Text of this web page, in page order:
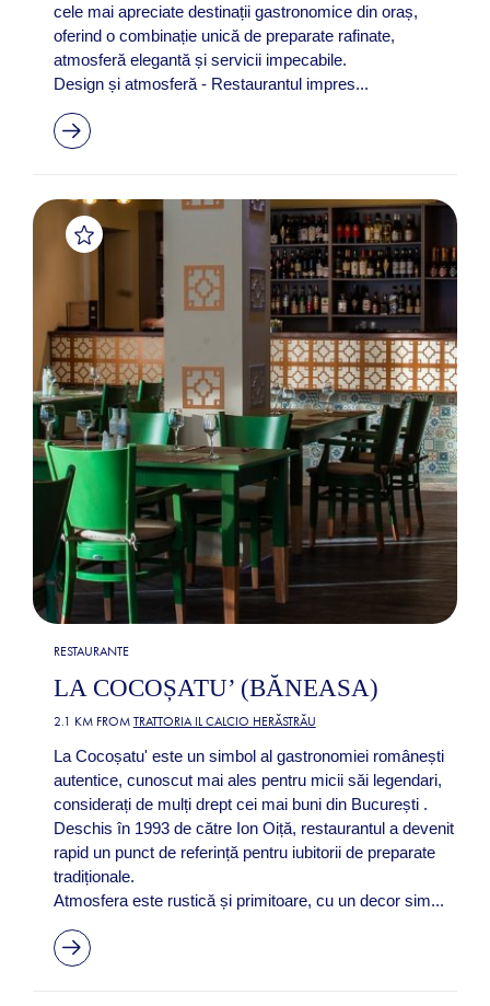
cele mai apreciate destinații gastronomice din oraș,
oferind o combinație unică de preparate rafinate,
atmosferă elegantă și servicii impecabile.
Design și atmosferă - Restaurantul impres...
RESTAURANTE
LA COCOȘATU’ (BĂNEASA)
2.1 KM FROM TRATTORIA IL CALCIO HERĂSTRĂU
La Cocoșatu' este un simbol al gastronomiei românești
autentice, cunoscut mai ales pentru micii săi legendari,
considerați de mulți drept cei mai buni din București .
Deschis în 1993 de către Ion Oiță, restaurantul a devenit
rapid un punct de referință pentru iubitorii de preparate
tradiționale.
Atmosfera este rustică și primitoare, cu un decor sim...